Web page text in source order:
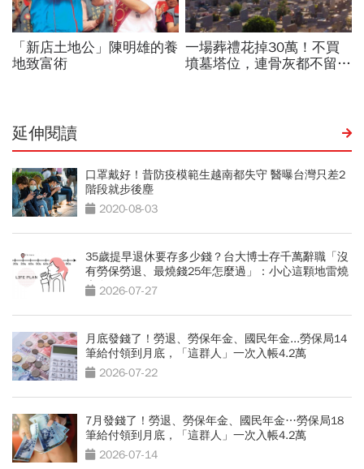
延伸閱讀
口罩戴好！昔防疫模範生越南都失守 醫曝台灣只差2
階段就步後塵
2020-08-03
35歲提早退休要存多少錢？台大博士存千萬辭職「沒
有勞保勞退、最燒錢25年怎麼過」：小心這顆地雷燒
光存款
2026-07-27
月底發錢了！勞退、勞保年金、國民年金...勞保局14
筆給付領到月底，「這群人」一次入帳4.2萬
2026-07-22
7月發錢了！勞退、勞保年金、國民年金…勞保局18
筆給付領到月底，「這群人」一次入帳4.2萬
2026-07-14